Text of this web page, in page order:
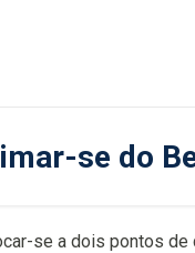
se do
se a dois pontos